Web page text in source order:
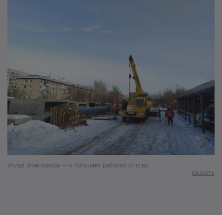
Улица Электриков — к большим работам готовы
Скачать